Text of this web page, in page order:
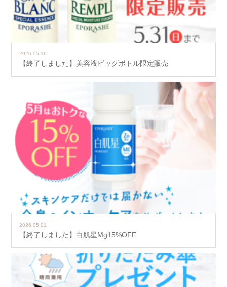
2026.05.16
【終了しました】美容液ビッグボトル限定販売
2026.05.01
【終了しました】白肌星Mg15%OFF